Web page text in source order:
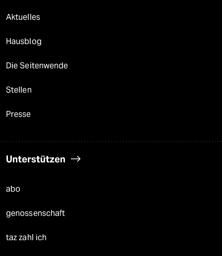
Aktuelles
Hausblog
Die Seitenwende
Stellen
Presse
Unterstützen
abo
genossenschaft
taz zahl ich